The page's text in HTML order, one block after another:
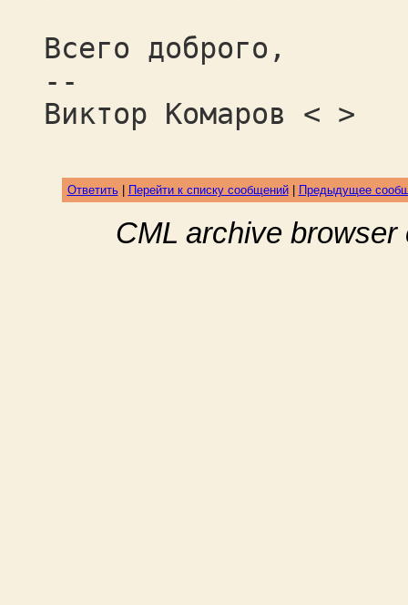
Всего доброго,
--
Виктор Комаров < >
Ответить| Перейти к списку сообщений| Предыдущее
CML archive